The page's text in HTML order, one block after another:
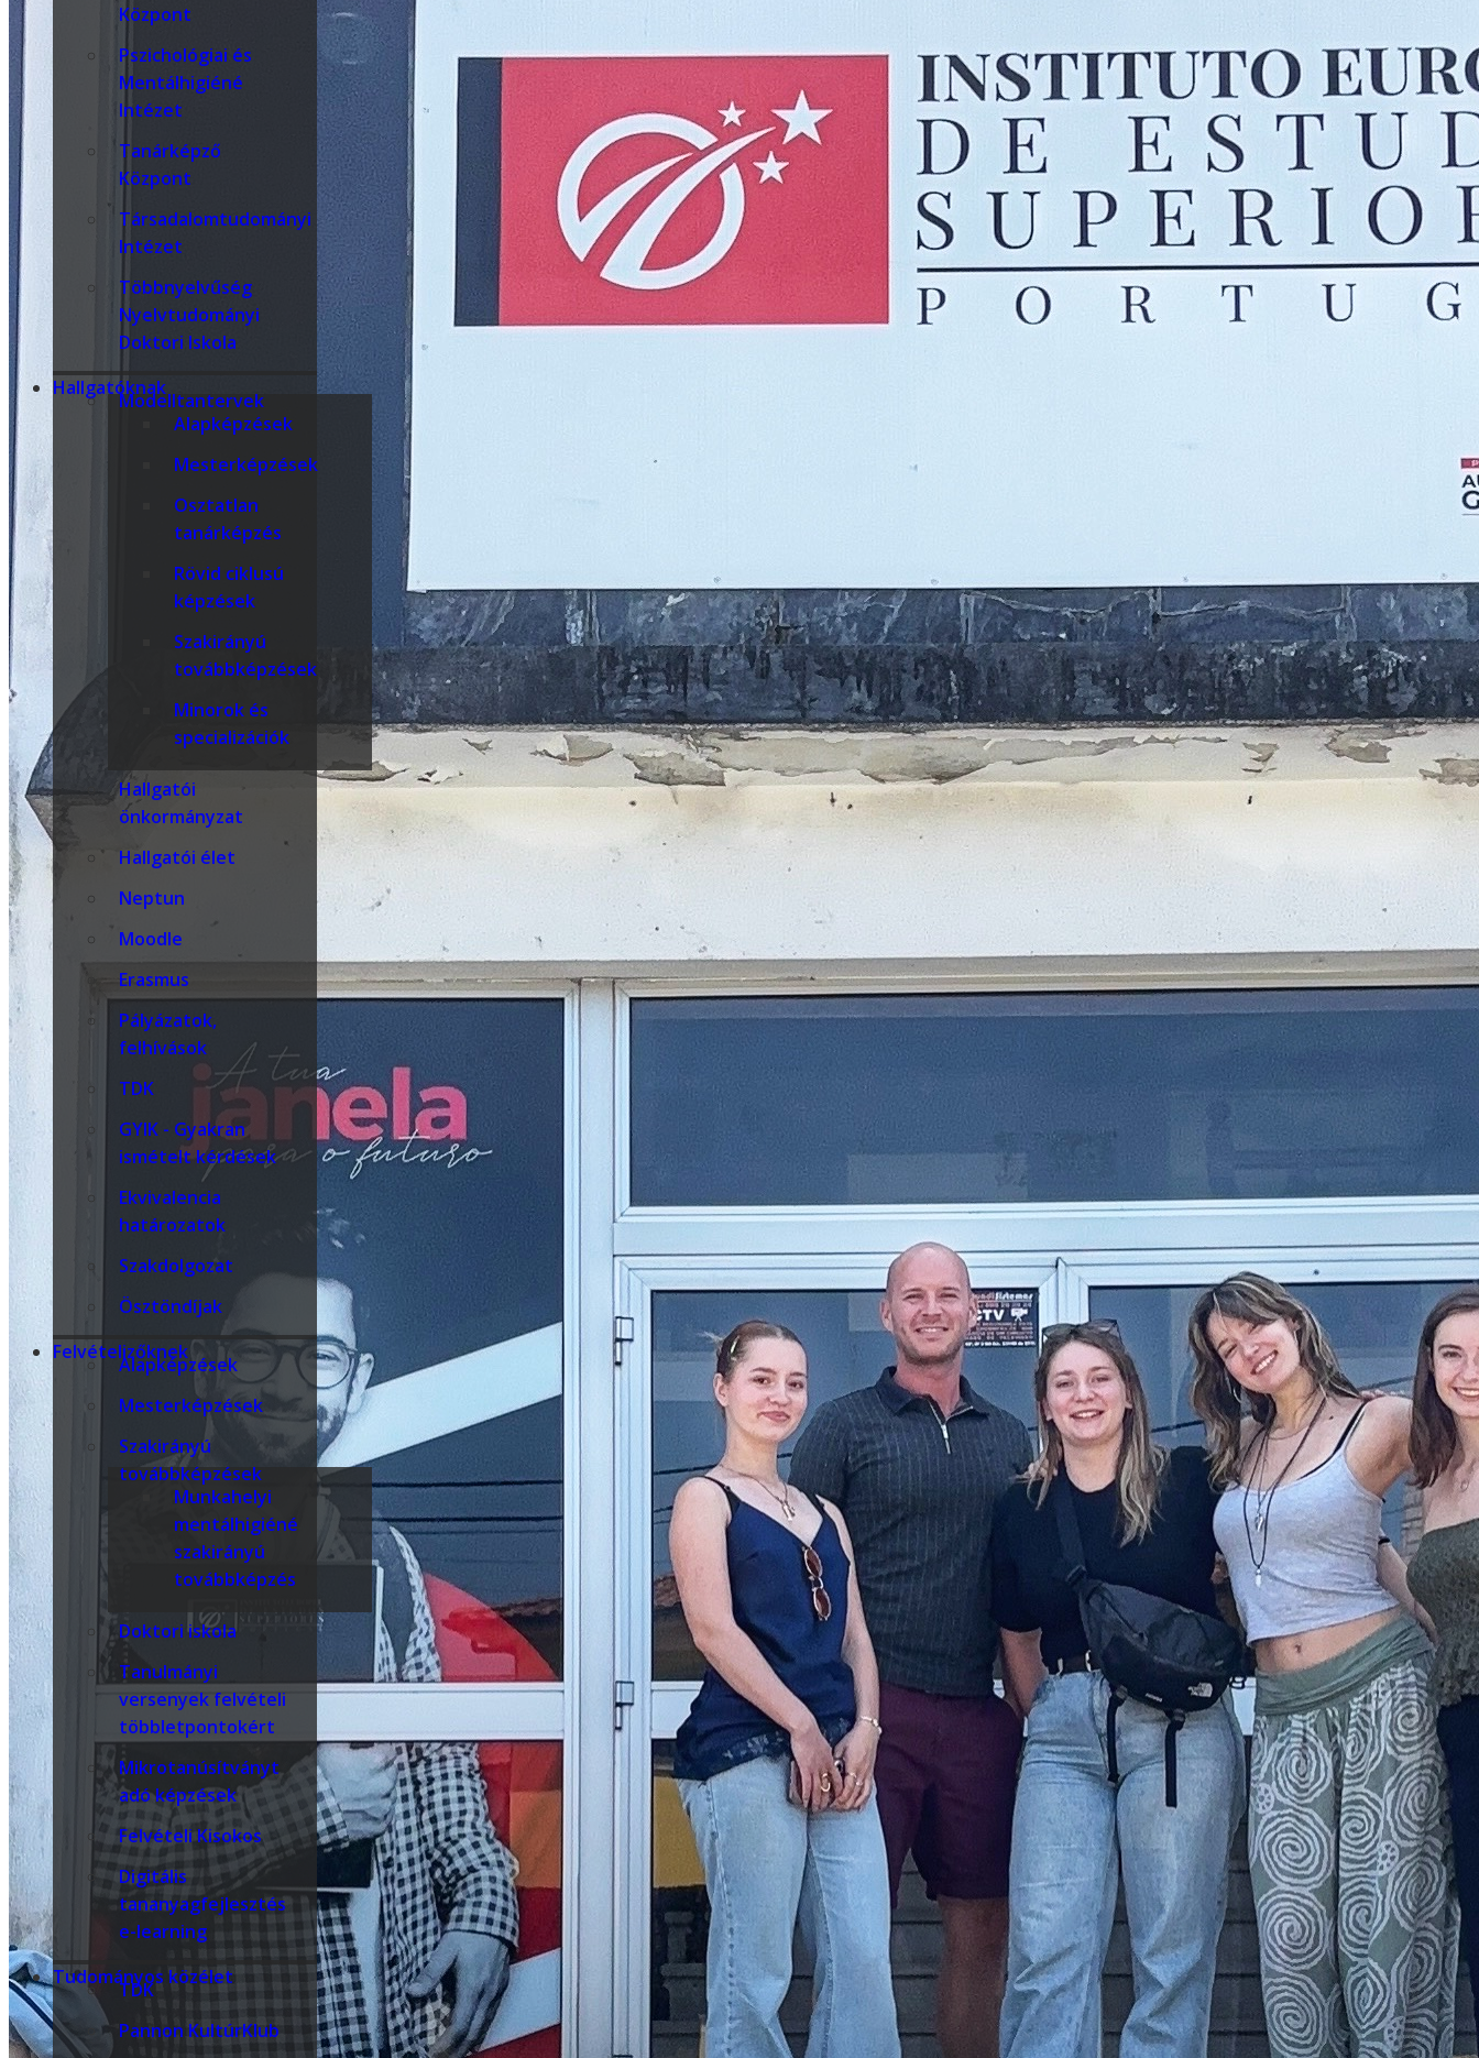
Központ
Pszichológiai és
Mentálhigiéné
Intézet
Tanárképző
Központ
Társadalomtudományi
Intézet
Többnyelvűség
Nyelvtudományi
Doktori Iskola
Hallgatóknak
Modelltantervek
Alapképzések
Mesterképzések
Osztatlan
tanárképzés
Rövid ciklusú
képzések
Szakirányú
továbbképzések
Minorok és
specializációk
Hallgatói
önkormányzat
Hallgatói élet
Neptun
Moodle
Erasmus
Pályázatok,
felhívások
TDK
GYIK - Gyakran
ismételt kérdések
Ekvivalencia
határozatok
Szakdolgozat
Ösztöndíjak
Felvételizőknek
Alapképzések
Mesterképzések
Szakirányú
továbbképzések
Munkahelyi
mentálhigiéné
szakirányú
továbbképzés
Doktori iskola
Tanulmányi
versenyek felvételi
többletpontokért
Mikrotanúsítványt
adó képzések
Felvételi Kisokos
Digitális
tananyagfejlesztés
e-learning
Tudományos közélet
TDK
Pannon KultúrKlub